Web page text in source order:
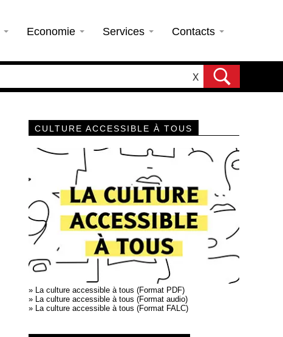
Economie Services Contacts
X
CULTURE ACCESSIBLE À TOUS
» La culture accessible à tous (Format PDF)
» La culture accessible à tous (Format audio)
» La culture accessible à tous (Format FALC)